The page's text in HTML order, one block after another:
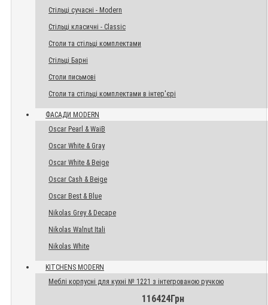
Стільці сучасні - Modern
Стільці класичні - Classic
Столи та стільці комплектами
Стільці Барні
Столи письмові
Столи та стільці комплектами в інтер'єрі
ФАСАДИ MODERN
Oscar Pearl & WaiB
Oscar White & Gray
Oscar White & Beige
Oscar Cash & Beige
Oscar Best & Blue
Nikolas Grey & Decape
Nikolas Walnut Itali
Nikolas White
KITCHENS MODERN
Меблі корпусні для кухні № 1221 з інтегрованою ручкою
116424Грн